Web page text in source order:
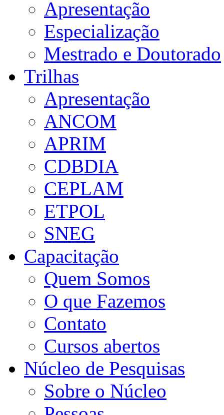
Apresentação
Especialização
Mestrado e Doutorado
Trilhas
Apresentação
ANCOM
APRIM
CDBDIA
CEPLAM
ETPOL
SNEG
Capacitação
Quem Somos
O que Fazemos
Contato
Cursos abertos
Núcleo de Pesquisas
Sobre o Núcleo